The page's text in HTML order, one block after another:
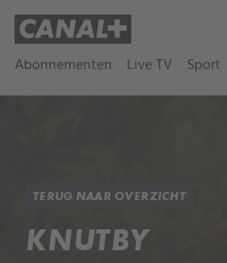
Abonnementen Live TV Sport
TERUG NAAR OVERZICHT
KNUTBY